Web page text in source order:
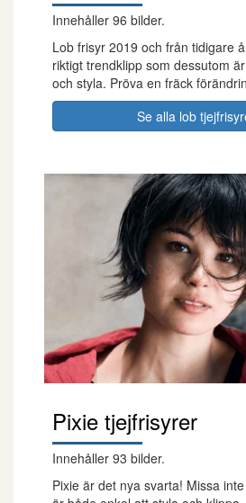
Innehåller 96 bilder.
Lob frisyr 2019 och från tidigare
riktigt trendklipp som dessutom
och styla. Pröva en fräck
Se alla lob
Pixie tjejfrisyrer
Innehåller 93 bilder.
Pixie är det nya svarta! Missa